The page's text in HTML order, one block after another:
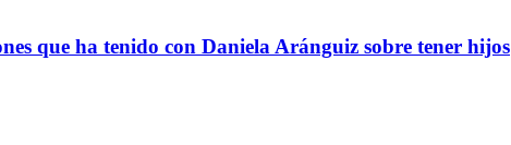
que ha tenido con Daniela Aránguiz sobre tener hijos